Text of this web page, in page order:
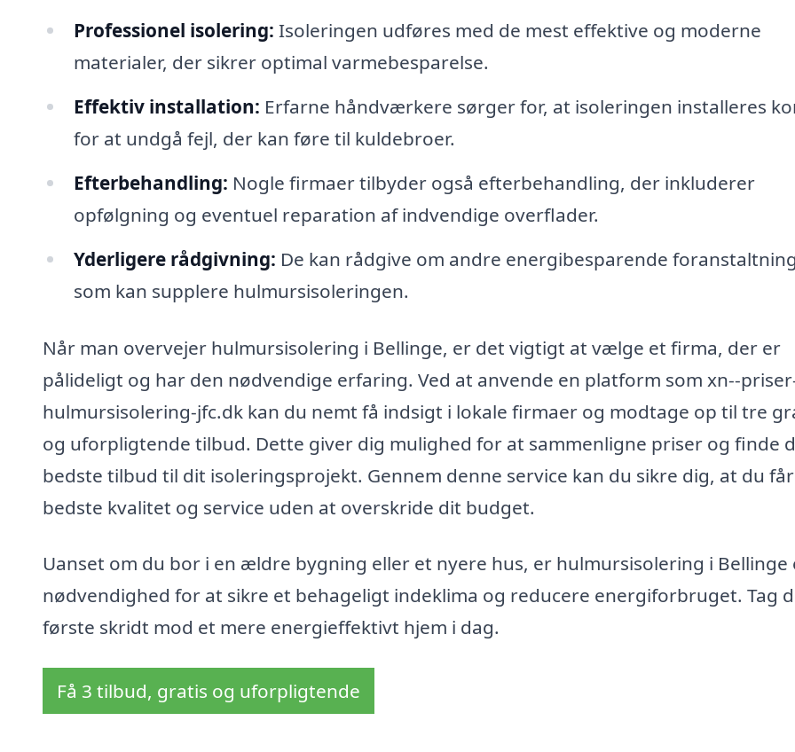
Professionel isolering: Isoleringen udføres med de mest effektive og moderne
materialer, der sikrer optimal varmebesparelse.
Effektiv installation: Erfarne håndværkere sørger for, at isoleringen installeres
for at undgå fejl, der kan føre til kuldebroer.
Efterbehandling: Nogle firmaer tilbyder også efterbehandling, der inkluderer
opfølgning og eventuel reparation af indvendige overflader.
Yderligere rådgivning: De kan rådgive om andre energibesparende
som kan supplere hulmursisoleringen.
Når man overvejer hulmursisolering i Bellinge, er det vigtigt at vælge et firma, der er
pålideligt og har den nødvendige erfaring. Ved at anvende en platform som xn--
hulmursisolering-jfc.dk kan du nemt få indsigt i lokale firmaer og modtage op til tre
og uforpligtende tilbud. Dette giver dig mulighed for at sammenligne priser og finde
bedste tilbud til dit isoleringsprojekt. Gennem denne service kan du sikre dig, at du
bedste kvalitet og service uden at overskride dit budget.
Uanset om du bor i en ældre bygning eller et nyere hus, er hulmursisolering i Bellinge
nødvendighed for at sikre et behageligt indeklima og reducere energiforbruget. Tag
første skridt mod et mere energieffektivt hjem i dag.
Få 3 tilbud, gratis og uforpligtende